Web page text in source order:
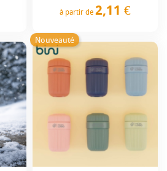
à partir de 2,11 €
Nouveauté